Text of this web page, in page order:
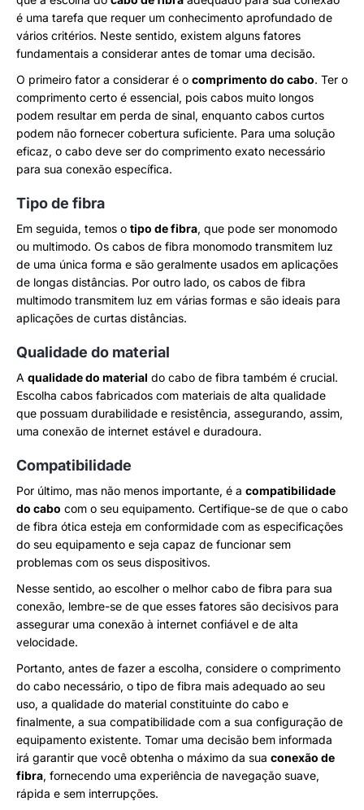
é uma tarefa que requer um conhecimento aprofundado de
vários critérios. Neste sentido, existem alguns fatores
fundamentais a considerar antes de tomar uma decisão.
O primeiro fator a considerar é o comprimento do cabo. Ter o
comprimento certo é essencial, pois cabos muito longos
podem resultar em perda de sinal, enquanto cabos curtos
podem não fornecer cobertura suficiente. Para uma solução
eficaz, o cabo deve ser do comprimento exato necessário
para sua conexão específica.
Tipo de fibra
Em seguida, temos o tipo de fibra, que pode ser monomodo
ou multimodo. Os cabos de fibra monomodo transmitem luz
de uma única forma e são geralmente usados ​​em aplicações
de longas distâncias. Por outro lado, os cabos de fibra
multimodo transmitem luz em várias formas e são ideais para
aplicações de curtas distâncias.
Qualidade do material
A qualidade do material do cabo de fibra também é crucial.
Escolha cabos fabricados com materiais de alta qualidade
que possuam durabilidade e resistência, assegurando, assim,
uma conexão de internet estável e duradoura.
Compatibilidade
Por último, mas não menos importante, é a compatibilidade
do cabo com o seu equipamento. Certifique-se de que o cabo
de fibra ótica esteja em conformidade com as especificações
do seu equipamento e seja capaz de funcionar sem
problemas com os seus dispositivos.
Nesse sentido, ao escolher o melhor cabo de fibra para sua
conexão, lembre-se de que esses fatores são decisivos para
assegurar uma conexão à internet confiável e de alta
velocidade.
Portanto, antes de fazer a escolha, considere o comprimento
do cabo necessário, o tipo de fibra mais adequado ao seu
uso, a qualidade do material constituinte do cabo e
finalmente, a sua compatibilidade com a sua configuração de
equipamento existente. Tomar uma decisão bem informada
irá garantir que você obtenha o máximo da sua conexão de
fibra, fornecendo uma experiência de navegação suave,
rápida e sem interrupções.